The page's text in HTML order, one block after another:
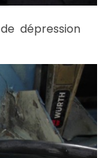
dépression